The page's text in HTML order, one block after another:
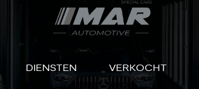
DIENSTEN VERKOCHT